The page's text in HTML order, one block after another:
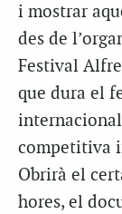
i mostrar
des de
Festival
que dura el
competitiva
Obrirà el
hores, el